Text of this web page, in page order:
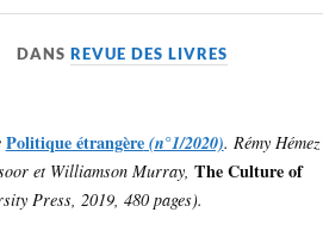
DANSREVUE DES LIVRES
Politique étrangère(n°1/2020). Rémy Hémez
et Williamson Murray, The Culture of
Press, 2019, 480 pages).